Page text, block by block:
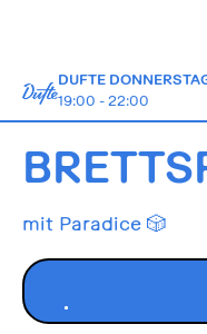
DUFTE
19:00 - 22:00
11.10.2026 14:00-21:00
mit Paradice 🎲